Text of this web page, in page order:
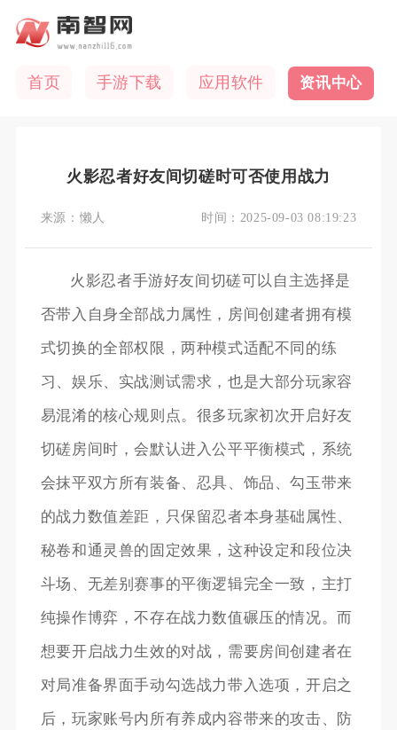
首页 手游下载 应用软件 资讯中心
火影忍者好友间切磋时可否使用战力
来源： 懒人 时间： 2025-09-03 08:19:23
火影忍者手游好友间切磋可以自主选择是
否带入自身全部战力属性，房间创建者拥有模
式切换的全部权限，两种模式适配不同的练
习、娱乐、实战测试需求，也是大部分玩家容
易混淆的核心规则点。很多玩家初次开启好友
切磋房间时，会默认进入公平平衡模式，系统
会抹平双方所有装备、忍具、饰品、勾玉带来
的战力数值差距，只保留忍者本身基础属性、
秘卷和通灵兽的固定效果，这种设定和段位决
斗场、无差别赛事的平衡逻辑完全一致，主打
纯操作博弈，不存在战力数值碾压的情况。而
想要开启战力生效的对战，需要房间创建者在
对局准备界面手动勾选战力带入选项，开启之
后，玩家账号内所有养成内容带来的攻击、防